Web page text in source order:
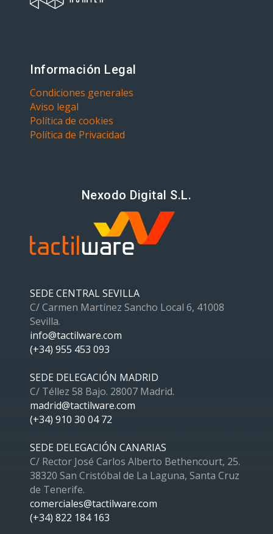
Información Legal
Condiciones generales
Aviso legal
Política de cookies
Política de Privacidad
Nexodo Digital S.L.
SEDE CENTRAL SEVILLA
C/ Carmen Martínez Sancho Local 6, 41008
Sevilla.
info@tactilware.com
(+34) 955 453 093
SEDE DELEGACIÓN MADRID
C/ Téllez 58 Bajo. 28007 Madrid.
madrid@tactilware.com
(+34) 910 30 04 72
SEDE DELEGACIÓN CANARIAS
C/ Rector José Carlos Alberto Bethencourt, 25.
38320 San Cristóbal de La Laguna, Santa Cruz
de Tenerife.
comerciales@tactilware.com
(+34) 822 184 163